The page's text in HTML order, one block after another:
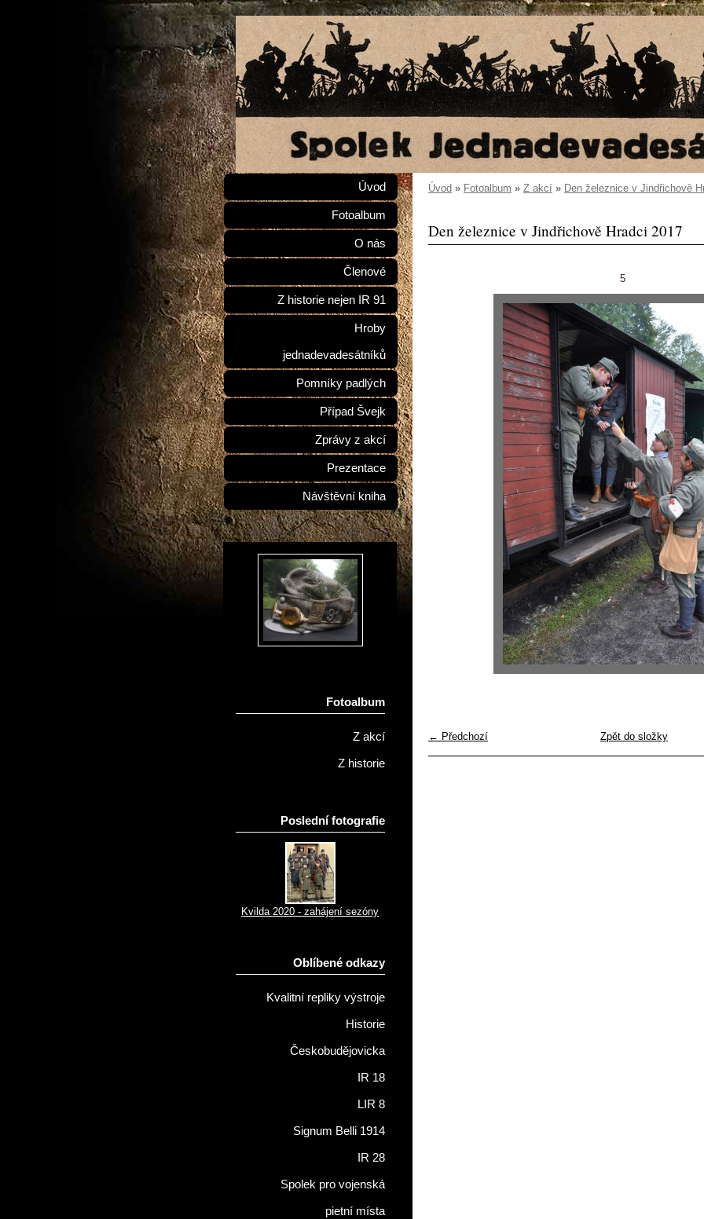
Úvod » Fotoalbum » Z akcí » Den železnice v Jindřichově
Den železnice v Jindřichově Hradci 2017
5
← Předchozí Zpět do složky
Úvod
Fotoalbum
O nás
Členové
Z historie nejen IR 91
Hroby
jednadevadesátníků
Pomníky padlých
Případ Švejk
Zprávy z akcí
Prezentace
Návštěvní kniha
Fotoalbum
Z akcí
Z historie
Poslední fotografie
Kvilda 2020 - zahájení sezóny
Oblíbené odkazy
Kvalitní repliky výstroje
Historie
Českobudějovicka
IR 18
LIR 8
Signum Belli 1914
IR 28
Spolek pro vojenská
pietní místa